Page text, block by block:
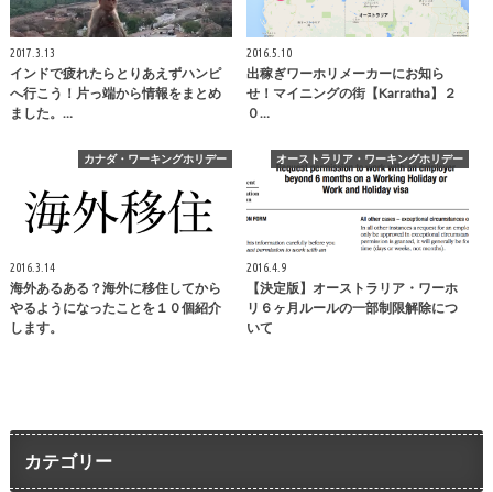
2017.3.13
インドで疲れたらとりあえずハンピ
へ行こう！片っ端から情報をまとめ
ました。…
2016.5.10
出稼ぎワーホリメーカーにお知ら
せ！マイニングの街【Karratha】２
０…
カナダ・ワーキングホリデー
2016.3.14
海外あるある？海外に移住してから
やるようになったことを１０個紹介
します。
オーストラリア・ワーキングホリデー
2016.4.9
【決定版】オーストラリア・ワーホ
リ６ヶ月ルールの一部制限解除につ
いて
カテゴリー